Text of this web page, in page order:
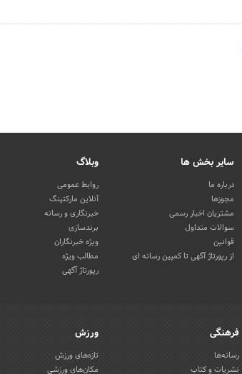
سایر بخش ها
درباره ما
مجوزها
مشتریان اخبار رسمی
سوالات متداول
قوانین
از رپورتاژ آگهی تا کمپین رسانه ای
وبلاگ
روابط عمومی
آنلاین مارکتینگ
خبرنگاری و رسانه
برندسازی
ویژه خبرنگاران
مطالب ویژه
رپورتاژ آگهی
فرهنگی
رسانه‌ها
نشریات و کتاب
ورزش
تازه‌های ورزش
مکان‌های ورزشی